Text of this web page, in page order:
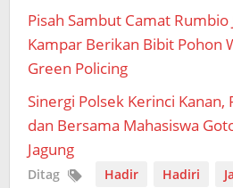
Pisah Sambut Camat Rumbio
Kampar Berikan Bibit Pohon
Green Policing
Sinergi Polsek Kerinci Kanan,
dan Bersama Mahasiswa
Jagung
Ditag Hadir Hadiri